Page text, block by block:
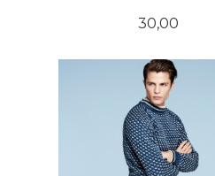
Pris
30,00
KJØP